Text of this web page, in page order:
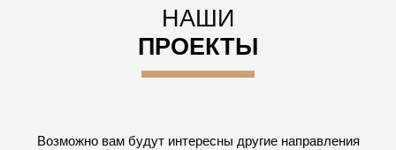
НАШИ
ПРОЕКТЫ
Возможно вам будут интересны другие направления